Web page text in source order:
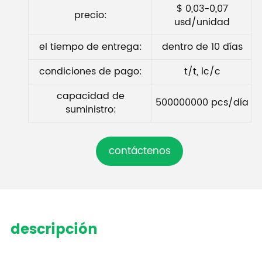
precio:
$ 0,03-0,07
usd/unidad
el tiempo de entrega:
dentro de 10 días
condiciones de pago:
t/t, lc/c
capacidad de
suministro:
500000000 pcs/día
contáctenos
descripción